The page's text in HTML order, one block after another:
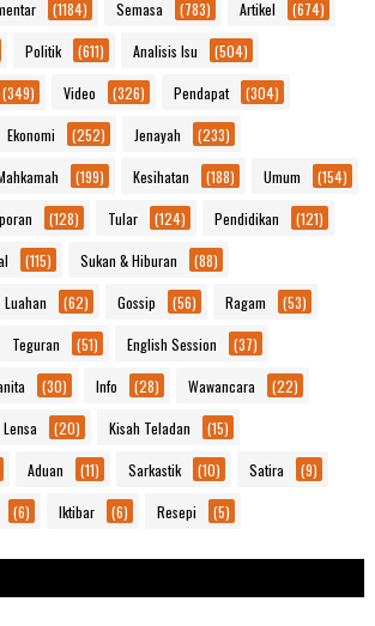
(1184) Semasa (783) Artikel (674)
Politik (611) Analisis Isu (504)
(349) Video (326) Pendapat (304)
Ekonomi (252) Jenayah (233)
(199) Kesihatan (188) Umum (154)
(128) Tular (124) Pendidikan (121)
(115) Sukan & Hiburan (88)
Luahan (62) Gossip (56) Ragam (53)
Teguran (51) English Session (37)
(30) Info (28) Wawancara (22)
Lensa (20) Kisah Teladan (15)
Aduan (11) Sarkastik (10) Satira (9)
(6) Iktibar (6) Resepi (5)